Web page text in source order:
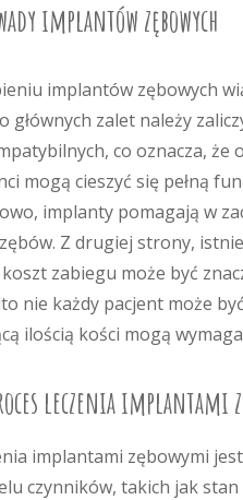
implantów zębowych
implantów zębowych
głównych zalet należy
co oznacza,
mogą cieszyć się pełną
implanty pomagają w
Z drugiej strony,
zabiegu może być
nie każdy pacjent może
ilością kości mogą
leczenia implantami
implantami zębowymi jest
czynników, takich jak stan